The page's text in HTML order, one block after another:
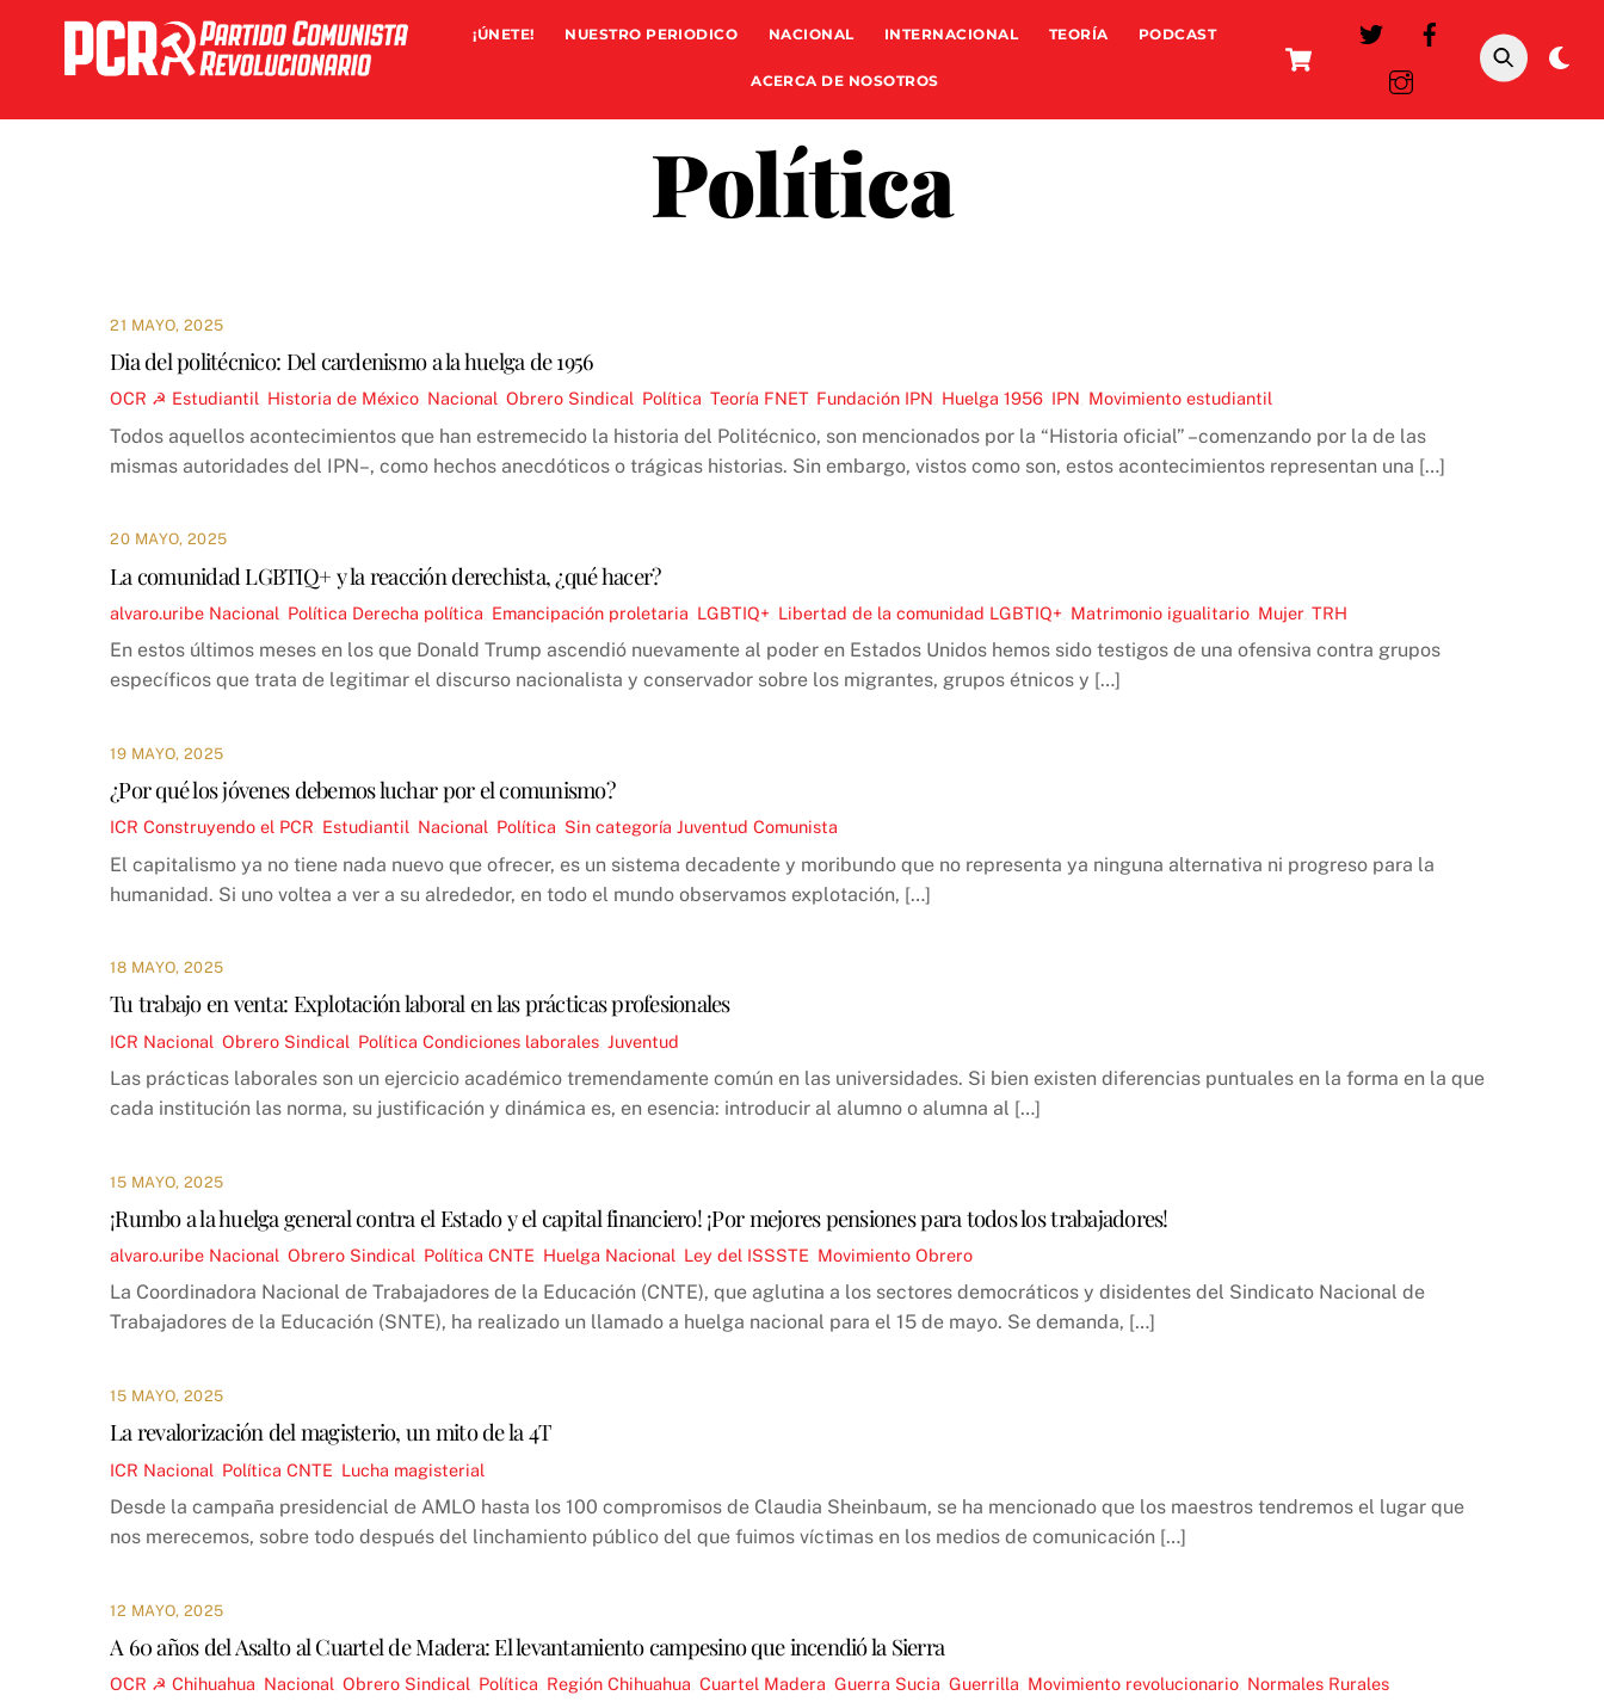
content
Cart
¡ÚNETE! NUESTRO PERIODICO NACIONAL INTERNACIONAL TEORÍA PODCAST
ACERCA DE NOSOTROS
Política
21 MAYO, 2025
Dia del politécnico: Del cardenismo a la huelga de 1956
OCR ☭ Estudiantil Historia de México Nacional Obrero Sindical Política Teoría FNET, Fundación IPN Huelga 1956 IPN Movimiento estudiantil
Todos aquellos acontecimientos que han estremecido la historia del Politécnico, son mencionados por la “Historia oficial” –comenzando por la de las
mismas autoridades del IPN–, como hechos anecdóticos o trágicas historias. Sin embargo, vistos como son, estos acontecimientos representan una […]
20 MAYO, 2025
La comunidad LGBTIQ+ y la reacción derechista, ¿qué hacer?
alvaro.uribe Nacional Política Derecha política Emancipación proletaria LGBTIQ+ Libertad de la comunidad LGBTIQ+ Matrimonio igualitario Mujer, TRH
En estos últimos meses en los que Donald Trump ascendió nuevamente al poder en Estados Unidos hemos sido testigos de una ofensiva contra grupos
específicos que trata de legitimar el discurso nacionalista y conservador sobre los migrantes, grupos étnicos y […]
19 MAYO, 2025
¿Por qué los jóvenes debemos luchar por el comunismo?
ICR Construyendo el PCR Estudiantil Nacional Política Sin categoría Juventud Comunista
El capitalismo ya no tiene nada nuevo que ofrecer, es un sistema decadente y moribundo que no representa ya ninguna alternativa ni progreso para la
humanidad. Si uno voltea a ver a su alrededor, en todo el mundo observamos explotación, […]
18 MAYO, 2025
Tu trabajo en venta: Explotación laboral en las prácticas profesionales
ICR Nacional Obrero Sindical Política Condiciones laborales Juventud
Las prácticas laborales son un ejercicio académico tremendamente común en las universidades. Si bien existen diferencias puntuales en la forma en la que
cada institución las norma, su justificación y dinámica es, en esencia: introducir al alumno o alumna al […]
15 MAYO, 2025
¡Rumbo a la huelga general contra el Estado y el capital financiero! ¡Por mejores pensiones para todos los trabajadores!
alvaro.uribe Nacional Obrero Sindical Política CNTE Huelga Nacional Ley del ISSSTE Movimiento Obrero
La Coordinadora Nacional de Trabajadores de la Educación (CNTE), que aglutina a los sectores democráticos y disidentes del Sindicato Nacional de
Trabajadores de la Educación (SNTE), ha realizado un llamado a huelga nacional para el 15 de mayo. Se demanda, […]
15 MAYO, 2025
La revalorización del magisterio, un mito de la 4T
ICR Nacional Política CNTE Lucha magisterial
Desde la campaña presidencial de AMLO hasta los 100 compromisos de Claudia Sheinbaum, se ha mencionado que los maestros tendremos el lugar que
nos merecemos, sobre todo después del linchamiento público del que fuimos víctimas en los medios de comunicación […]
12 MAYO, 2025
A 60 años del Asalto al Cuartel de Madera: El levantamiento campesino que incendió la Sierra
OCR ☭ Chihuahua Nacional Obrero Sindical Política Región Chihuahua Cuartel Madera Guerra Sucia Guerrilla Movimiento revolucionario Normales Rurales